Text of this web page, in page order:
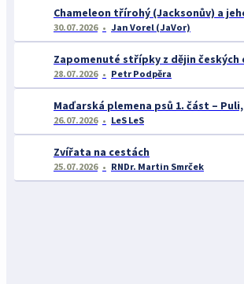
Chameleon třírohý (Jacksonův) a
30.07.2026 Jan Vorel (JaVor)
28.07.2026 Petr Podpěra
Maďarská plemena psů 1. část –
26.07.2026 LeS LeS
Zvířata na cestách
25.07.2026 RNDr. Martin Smrček